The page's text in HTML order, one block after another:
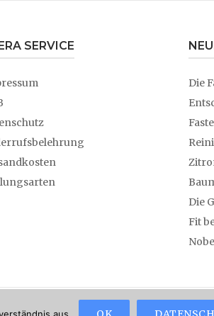
SERVICE
Die
Die
Fit
Theme by Puro